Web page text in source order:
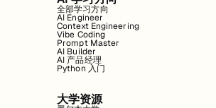
全部学习方向
AI Engineer
Context Engineering
Vibe Coding
Prompt Master
AI Builder
AI 产品经理
Python 入门
大学资源